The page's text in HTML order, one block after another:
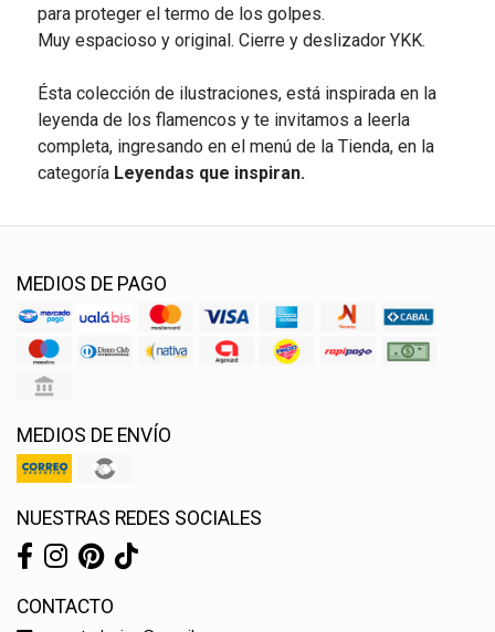
para proteger el termo de los golpes.
Muy espacioso y original. Cierre y deslizador YKK.
Ésta colección de ilustraciones, está inspirada en la
leyenda de los flamencos y te invitamos a leerla
completa, ingresando en el menú de la Tienda, en la
categoría Leyendas que inspiran.
MEDIOS DE PAGO
MEDIOS DE ENVÍO
NUESTRAS REDES SOCIALES
CONTACTO